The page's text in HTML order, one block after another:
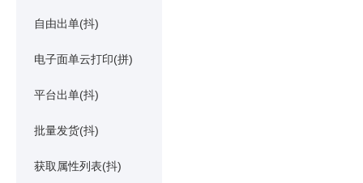
自由出单(抖)
电子面单云打印(拼)
平台出单(抖)
批量发货(抖)
获取属性列表(抖)